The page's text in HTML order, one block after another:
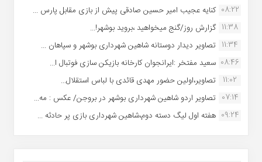
08:22 کنایه عجیب امیر حسین صادقی پیش از بازی مقابل پارس ...
11:38 گزارش روز/گنج میخواهید ،بروید بوشهر!...
11:34 تصاویر دیدار دوستانه شاهین شهردارى بوشهر و سپاهان ...
08:46 سعید مفتخر :ایرانجوان کارخانه بازیکن سازی فوتبال ا...
11:02
تصاویر،اولین حضور مهدی قائدی با لباس استقلال...
07:14 تصاویر اردو شاهین شهرداری بوشهر در بروجن/ عکس : مه...
09:24 هفته اول لیگ دسته دوم،شاهین شهرداری بازی پر حادثه ...